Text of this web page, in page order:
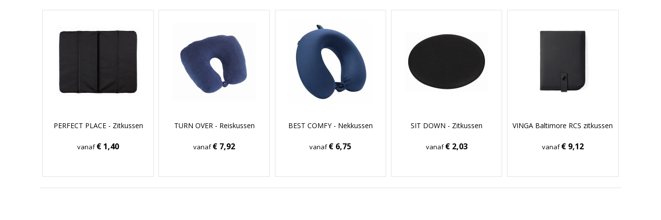
PERFECT PLACE - Zitkussen
vanaf€ 1,40
TURN OVER - Reiskussen
vanaf€ 7,92
BEST COMFY - Nekkussen
vanaf€ 6,75
SIT DOWN - Zitkussen
vanaf€ 2,03
VINGA Baltimore RCS zitkussen
vanaf€ 9,12